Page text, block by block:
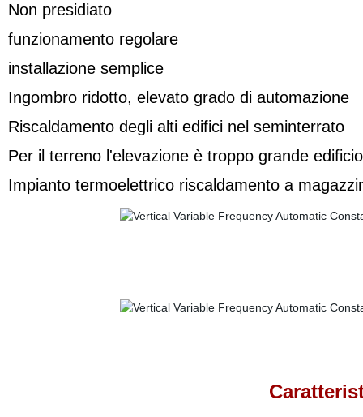
Non presidiato
funzionamento regolare
installazione semplice
Ingombro ridotto, elevato grado di automazione
Riscaldamento degli alti edifici nel seminterrato
Per il terreno l'elevazione è troppo grande
Impianto termoelettrico riscaldamento a